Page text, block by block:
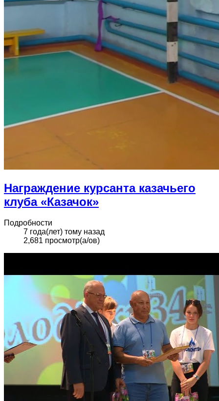
Награждение курсанта казачьего
клуба «Казачок»
Подробности
7 года(лет) тому назад
2,681 просмотр(а/ов)